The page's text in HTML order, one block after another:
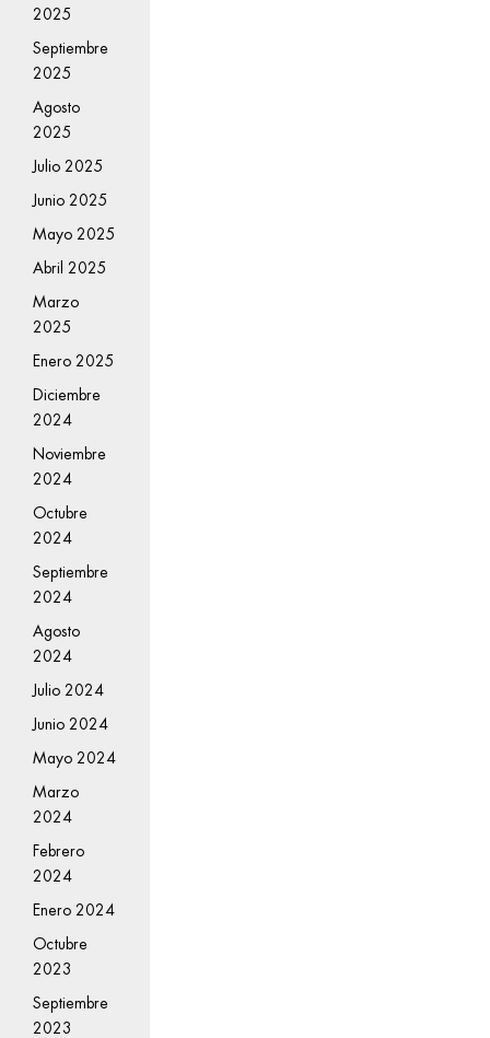
2025
Septiembre
2025
Agosto
2025
Julio 2025
Junio 2025
Mayo 2025
Abril 2025
Marzo
2025
Enero 2025
Diciembre
2024
Noviembre
2024
Octubre
2024
Septiembre
2024
Agosto
2024
Julio 2024
Junio 2024
Mayo 2024
Marzo
2024
Febrero
2024
Enero 2024
Octubre
2023
Septiembre
2023